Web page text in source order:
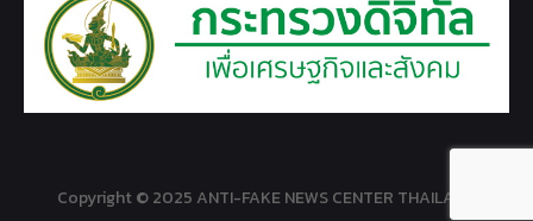
Copyright © 2025 ANTI-FAKE NEWS CENTER THAILAND